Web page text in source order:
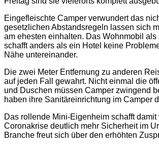
Eingefleischte Camper verwundert das
gesetzlichen Abstandsregeln lassen sich
am ehesten einhalten. Das Wohnmobil
schafft anders als ein Hotel keine
Nähe untereinander.
Die zwei Meter Entfernung zu anderen
auf jeden Fall gewahrt. Nicht einmal die
und Duschen müssen Camper zwingend
haben ihre Sanitäreinrichtung im Camper
Das rollende Mini-Eigenheim schafft damit
Coronakrise deutlich mehr Sicherheit im
Branche freut sich über den erhöhten